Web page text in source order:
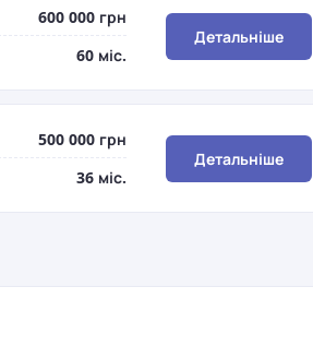
600 000 грн
60 міс.
Детальніше
500 000 грн
36 міс.
Детальніше